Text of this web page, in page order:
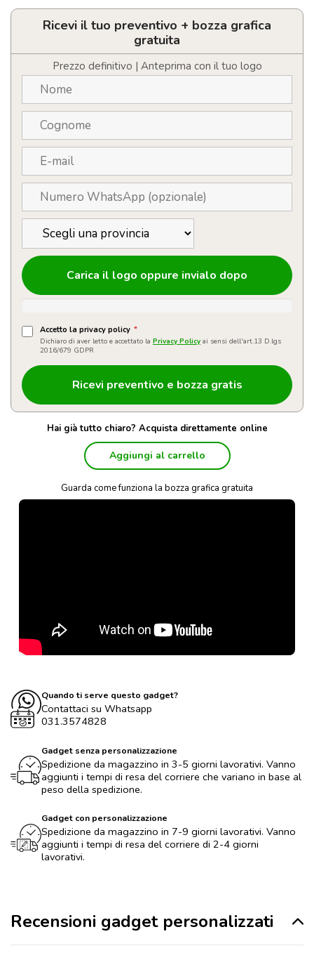
spiaggia
leggeroRicevi il tuo preventivo + bozza grafica
gratuita
Prezzo definitivo | Anteprima con il tuo logo
Carica il logo oppure invialo dopo
Accetto la privacy policy *
Dichiaro di aver letto e accettato la Privacy Policy ai sensi dell'art.13 D.lgs
2016/679 GDPR
Hai già tutto chiaro? Acquista direttamente online
Aggiungi al carrello
Guarda come funziona la bozza grafica gratuita
Quando ti serve questo gadget?
Contattaci su Whatsapp
031.3574828
Gadget senza personalizzazione
Spedizione da magazzino in 3-5 giorni lavorativi. Vanno
aggiunti i tempi di resa del corriere che variano in base al
peso della spedizione.
Gadget con personalizzazione
Spedizione da magazzino in 7-9 giorni lavorativi. Vanno
aggiunti i tempi di resa del corriere di 2-4 giorni
lavorativi.
Recensioni gadget personalizzati